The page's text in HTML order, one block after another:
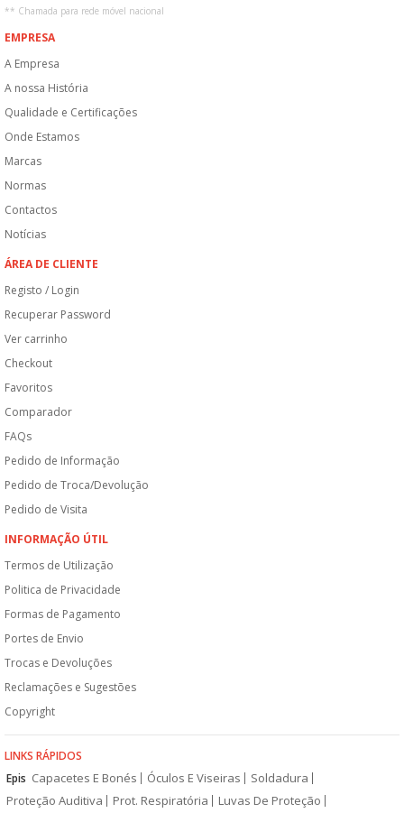
** Chamada para rede móvel nacional
EMPRESA
A Empresa
A nossa História
Qualidade e Certificações
Onde Estamos
Marcas
Normas
Contactos
Notícias
ÁREA DE CLIENTE
Registo / Login
Recuperar Password
Ver carrinho
Checkout
Favoritos
Comparador
FAQs
Pedido de Informação
Pedido de Troca/Devolução
Pedido de Visita
INFORMAÇÃO ÚTIL
Termos de Utilização
Politica de Privacidade
Formas de Pagamento
Portes de Envio
Trocas e Devoluções
Reclamações e Sugestões
Copyright
LINKS RÁPIDOS
Epis Capacetes E Bonés Óculos E Viseiras
Soldadura
Proteção Auditiva
Prot. Respiratória
Luvas De Proteção